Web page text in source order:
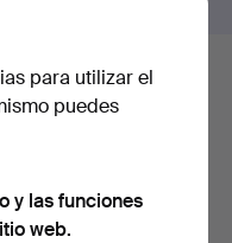
2 469 USD
para utilizar el
puedes
y las funciones
web.